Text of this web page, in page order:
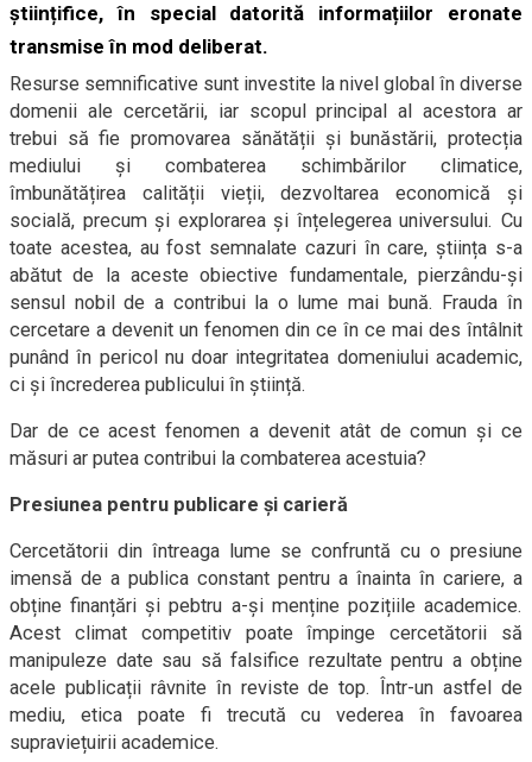
științifice, în special datorită informațiilor eronate
transmise în mod deliberat.
Resurse semnificative sunt investite la nivel global în diverse
domenii ale cercetării, iar scopul principal al acestora ar
trebui să fie promovarea sănătății și bunăstării, protecția
mediului și combaterea schimbărilor climatice,
îmbunătățirea calității vieții, dezvoltarea economică și
socială, precum și explorarea și înțelegerea universului. Cu
toate acestea, au fost semnalate cazuri în care, știința s-a
abătut de la aceste obiective fundamentale, pierzându-și
sensul nobil de a contribui la o lume mai bună. Frauda în
cercetare a devenit un fenomen din ce în ce mai des întâlnit
punând în pericol nu doar integritatea domeniului academic,
ci și încrederea publicului în știință.
Dar de ce acest fenomen a devenit atât de comun și ce
măsuri ar putea contribui la combaterea acestuia?
Presiunea pentru publicare și carieră
Cercetătorii din întreaga lume se confruntă cu o presiune
imensă de a publica constant pentru a înainta în cariere, a
obține finanțări și pebtru a-și menține pozițiile academice.
Acest climat competitiv poate împinge cercetătorii să
manipuleze date sau să falsifice rezultate pentru a obține
acele publicații râvnite în reviste de top. Într-un astfel de
mediu, etica poate fi trecută cu vederea în favoarea
supraviețuirii academice.